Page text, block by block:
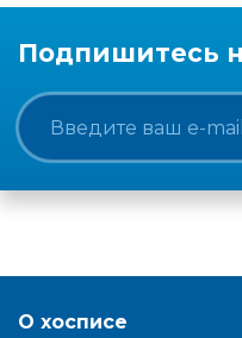
Подпишитесь
О хосписе